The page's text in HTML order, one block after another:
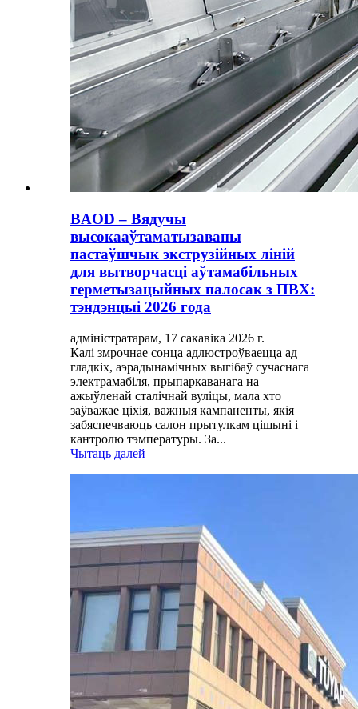
BAOD – Вядучы
высокааўтаматызаваны
пастаўшчык экструзійных ліній
для вытворчасці аўтамабільных
герметызацыйных палосак з ПВХ:
тэндэнцыі 2026 года
адміністратарам, 17 сакавіка 2026 г.
Калі змрочнае сонца адлюстроўваецца ад
гладкіх, аэрадынамічных выгібаў сучаснага
электрамабіля, прыпаркаванага на
ажыўленай сталічнай вуліцы, мала хто
заўважае ціхія, важныя кампаненты, якія
забяспечваюць салон прытулкам цішыні і
кантролю тэмпературы. За...
Чытаць далей